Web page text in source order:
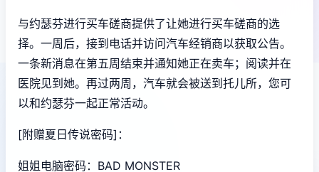
与约瑟芬进行买车磋商提供了让她进行买车磋商的选
择。一周后，接到电话并访问汽车经销商以获取公告。
一条新消息在第五周结束并通知她正在卖车；阅读并在
医院见到她。再过两周，汽车就会被送到托儿所，您可
以和约瑟芬一起正常活动。
[附赠夏日传说密码]：
姐姐电脑密码：BAD MONSTER